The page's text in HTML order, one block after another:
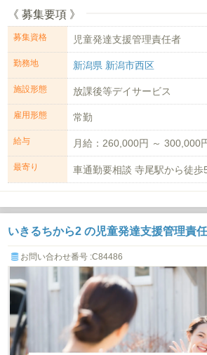
《 募集要項 》
募集資格 児童発達支援管理責任者
勤務地 新潟県 新潟市西区
施設形態 放課後等デイサービス
雇用形態 常勤
給与 月給：260,000円 ～ 300,000
最寄り 車通勤要相談 寺尾駅から徒歩
いきるちから2 の児童発達支援管理責
お問い合わせ番号 :C84486